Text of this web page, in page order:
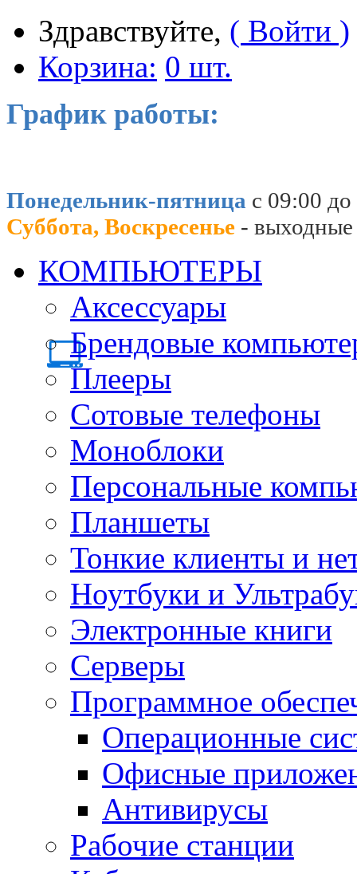
Здравствуйте, ( Войти )
Корзина: 0 шт.
График работы:
Понедельник-пятница с 09:00
Суббота, Воскресенье - выходные
КОМПЬЮТЕРЫ
Аксессуары
Брендовые
Плееры
Сотовые телефоны
Моноблоки
Персональные
Планшеты
Тонкие клиенты и
Ноутбуки и
Электронные книги
Серверы
Программное
Операционные
Офисные
Антивирусы
Рабочие станции